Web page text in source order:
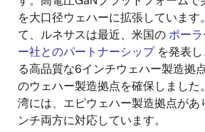
を大口径ウェハーに拡張しています
て、ルネサスは最近、米国のポー
ー社とのパートナーシップを発表し
る高品質な6インチウェハー製造拠
のウェハー製造拠点を確保しました
湾には、エピウェハー製造拠点があ
ンチ両方に対応しています。